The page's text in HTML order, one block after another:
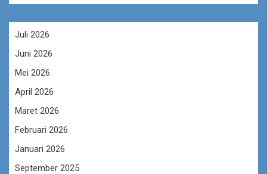
Juli 2026
Juni 2026
Mei 2026
April 2026
Maret 2026
Februari 2026
Januari 2026
September 2025